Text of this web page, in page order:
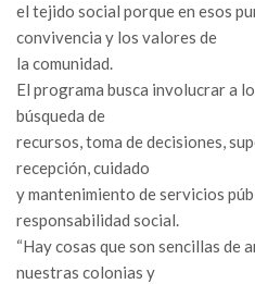
el tejido social porque en esos
convivencia y los valores de
la comunidad.
El programa busca involucrar a
búsqueda de
recursos, toma de decisiones,
recepción, cuidado
y mantenimiento de servicios
responsabilidad social.
“Hay cosas que son sencillas de
nuestras colonias y